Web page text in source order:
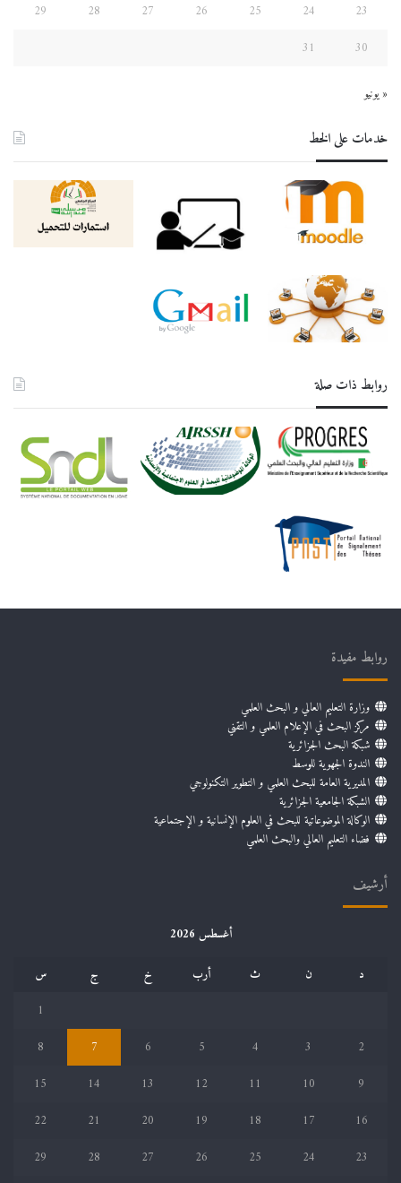
23
24
25
26
27
28
29
30
31
« يونيو
خدمات على الخط
روابط ذات صلة
روابط مفيدة
وزارة التعليم العالي و البحث العلمي
مركز البحث في الإعلام العلمي و التقني
شبكة البحث الجزائرية
الندوة الجهوية للوسط
المديرية العامة للبحث العلمي و التطوير التكنولوجي
الشبكة الجامعية الجزائرية
الوكالة الموضوعاتية للبحث في العلوم الإنسانية و الإجتماعية
فضاء التعليم العالي والبحث العلمي
أرشيف
أغسطس 2026
د
ن ث أرب خ ج
س
1
2
3
4
5
6
7
8
9
10
11
12
13
14
15
16
17
18
19
20
21
22
23
24
25
26
27
28
29